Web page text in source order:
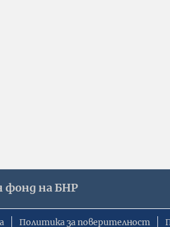
фонд на БНР
Политика за поверителност